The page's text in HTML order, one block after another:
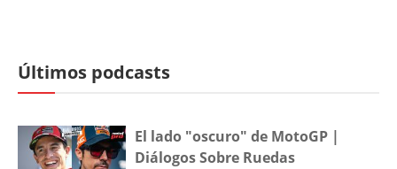
Últimos podcasts
El lado "oscuro" de MotoGP |
Diálogos Sobre Ruedas